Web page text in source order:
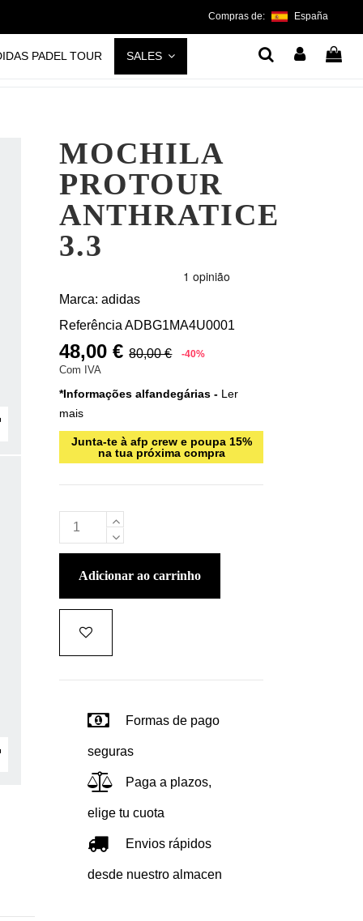
Compras de: España
PADEL TOUR SALES
MOCHILA
PROTOUR
ANTHRATICE
3.3
Marca: adidas
Referência ADBG1MA4U0001
48,00 € 80,00 € -40%
Com IVA
*Informações alfandegárias - Ler
mais
Junta-te à afp crew e poupa 15%
na tua próxima compra
adicionar ao carrinho
Formas de pago
seguras
Paga a plazos,
elige tu cuota
Envios rápidos
desde nuestro almacen